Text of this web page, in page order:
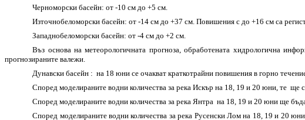
Черноморски басейн: от -10 см до +5 см.
Източнобеломорски басейн: от -14 см до +37 см. Повишения с до +16 см са
Западнобеломорски басейн: от -4 см до +2 см.
Въз основа на метеорологичната прогноза, обработената хидрологична
прогнозираните валежи.
Дунавски басейн : на 18 юни се очакват краткотрайни повишения в горно
Според моделираните водни количества за река Искър на 18, 19 и 20 юни, те ще
Според моделираните водни количества за река Янтра на 18, 19 и 20 юни ще
Според моделираните водни количества за река Русенски Лом на 18, 19 и 20